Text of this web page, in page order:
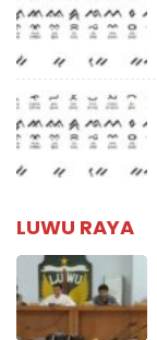
LUWU RAYA